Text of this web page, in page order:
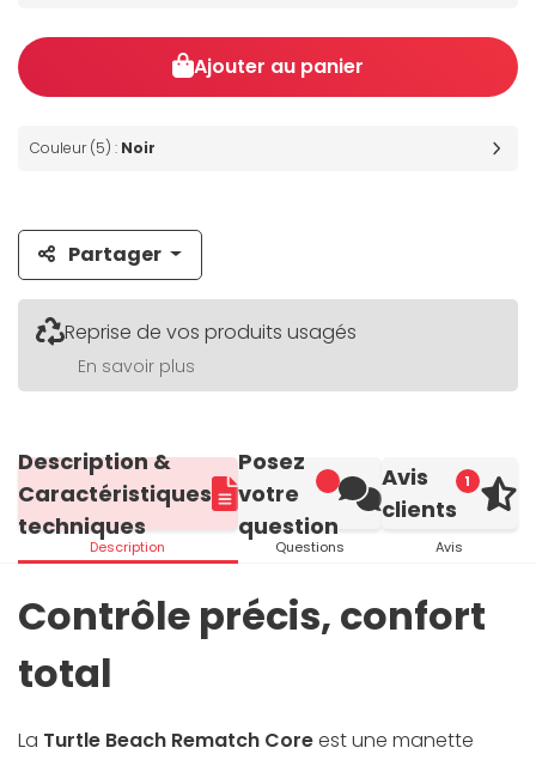
Ajouter au panier
Couleur (5) : Noir
Partager
Reprise de vos produits usagés
En savoir plus
Description &
Caractéristiques
techniques
Description
Posez
votre
question
Questions
1
Avis
clients
Avis
Contrôle précis, confort
total
La Turtle Beach Rematch Coreest une manette